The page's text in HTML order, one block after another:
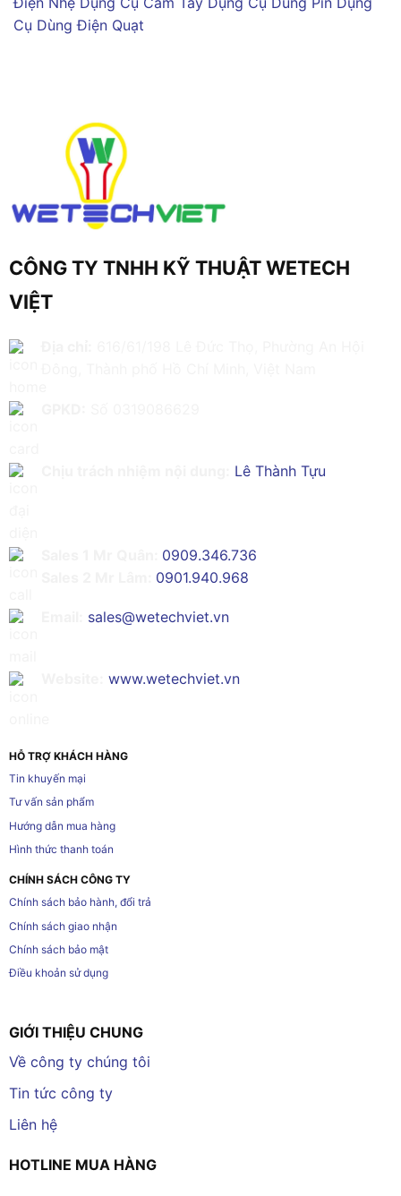
Cụ Dùng Điện Quạt
CÔNG TY TNHH KỸ THUẬT WETECH
VIỆT
Lê Thành Tựu
0909.346.736
0901.940.968
sales@wetechviet.vn
www.wetechviet.vn
HỖ TRỢ KHÁCH HÀNG
Tin khuyến mại
Tư vấn sản phẩm
Hướng dẫn mua hàng
Hình thức thanh toán
CHÍNH SÁCH CÔNG TY
Chính sách bảo hành, đổi trả
Chính sách giao nhận
Chính sách bảo mật
Điều khoản sử dụng
GIỚI THIỆU CHUNG
Về công ty chúng tôi
Tin tức công ty
Liên hệ
HOTLINE MUA HÀNG